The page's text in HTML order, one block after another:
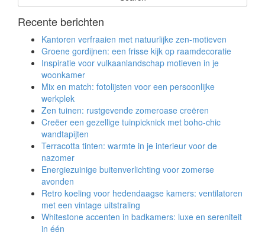
Recente berichten
Kantoren verfraaien met natuurlijke zen-motieven
Groene gordijnen: een frisse kijk op raamdecoratie
Inspiratie voor vulkaanlandschap motieven in je
woonkamer
Mix en match: fotolijsten voor een persoonlijke
werkplek
Zen tuinen: rustgevende zomeroase creëren
Creëer een gezellige tuinpicknick met boho-chic
wandtapijten
Terracotta tinten: warmte in je interieur voor de
nazomer
Energiezuinige buitenverlichting voor zomerse
avonden
Retro koeling voor hedendaagse kamers: ventilatoren
met een vintage uitstraling
Whitestone accenten in badkamers: luxe en sereniteit
in één